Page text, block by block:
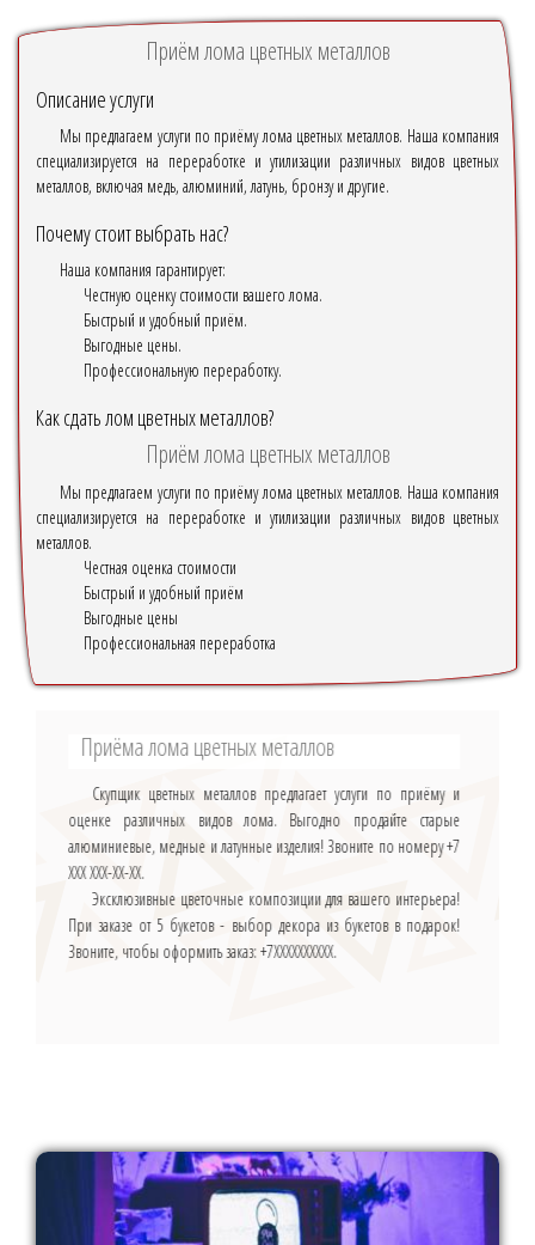
Приём лома цветных металлов
Описание услуги
Мы предлагаем услуги по приёму лома цветных металлов. Наша компания
специализируется на переработке и утилизации различных видов цветных
металлов, включая медь, алюминий, латунь, бронзу и другие.
Почему стоит выбрать нас?
Наша компания гарантирует:
Честную оценку стоимости вашего лома.
Быстрый и удобный приём.
Выгодные цены.
Профессиональную переработку.
Как сдать лом цветных металлов?
Приём лома цветных металлов
Мы предлагаем услуги по приёму лома цветных металлов. Наша компания
специализируется на переработке и утилизации различных видов цветных
металлов.
Честная оценка стоимости
Быстрый и удобный приём
Выгодные цены
Профессиональная переработка
Приёма лома цветных металлов
Скупщик цветных металлов предлагает услуги по приёму и
оценке различных видов лома. Выгодно продайте старые
алюминиевые, медные и латунные изделия! Звоните по номеру +7
ХХХ ХХХ-ХХ-ХХ.
Эксклюзивные цветочные композиции для вашего интерьера!
При заказе от 5 букетов - выбор декора из букетов в подарок!
Звоните, чтобы оформить заказ: +7ХХХХХХХХХХ.